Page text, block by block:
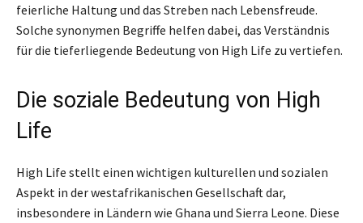
feierliche Haltung und das Streben nach Lebensfreude.
Solche synonymen Begriffe helfen dabei, das Verständnis
für die tieferliegende Bedeutung von High Life zu vertiefen.
Die soziale Bedeutung von High
Life
High Life stellt einen wichtigen kulturellen und sozialen
Aspekt in der westafrikanischen Gesellschaft dar,
insbesondere in Ländern wie Ghana und Sierra Leone. Diese